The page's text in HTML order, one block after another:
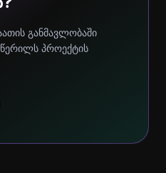
განმავლობაში
წერილს პროექტის